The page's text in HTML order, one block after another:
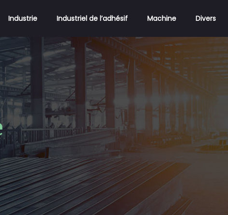
Industrie Industriel de l’adhésif Machine Divers